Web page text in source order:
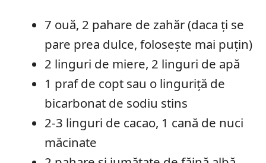
7 ouă, 2 pahare de zahăr (daca ți se
pare prea dulce, folosește mai puțin)
2 linguri de miere, 2 linguri de apă
1 praf de copt sau o linguriță de
bicarbonat de sodiu stins
2-3 linguri de cacao, 1 cană de nuci
măcinate